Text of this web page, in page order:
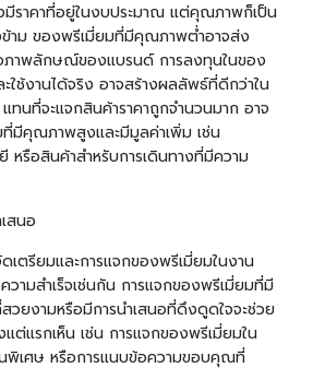
ราคาที่อยู่ในงบประมาณ แต่คุณภาพก็เป็น
าม ของพรีเมี่ยมที่มีคุณภาพต่ำอาจส่ง
ภาพลักษณ์ของแบรนด์ การลงทุนในของ
ช้งานได้จริง อาจสร้างผลลัพธ์ที่ดีกว่าใน
ทนที่จะแจกสินค้าราคาถูกจำนวนมาก อาจ
มีคุณภาพสูงและมีมูลค่าเพิ่ม เช่น
หรือสินค้าสำหรับการเดินทางที่มีความ
สนอ
เตรียมและการแจกของพรีเมี่ยมในงาน
ามสำเร็จเช่นกัน การแจกของพรีเมี่ยมที่มี
วยงามหรือมีการนำเสนอที่ดึงดูดใจจะช่วย
ต่แรกเห็น เช่น การแจกของพรีเมี่ยมใน
พิเศษ หรือการแนบข้อความขอบคุณที่